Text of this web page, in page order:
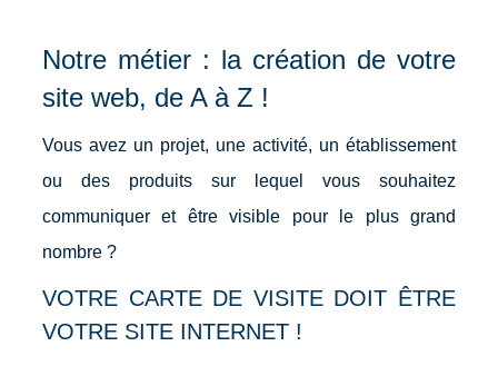
Notre métier : la création de votre
site web, de A à Z !
Vous avez un projet, une activité, un établissement
ou des produits sur lequel vous souhaitez
communiquer et être visible pour le plus grand
nombre ?
VOTRE CARTE DE VISITE DOIT ÊTRE
VOTRE SITE INTERNET !